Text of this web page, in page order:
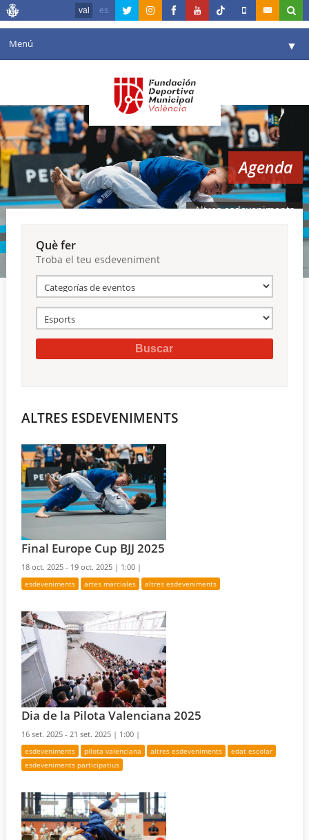
val es
Menú ▼
Agenda
Instal·lacions
Comunicació ▼
València en esport
Reserves
Agenda
Altres esdeveniments
Què fer
Troba el teu esdeveniment
ALTRES ESDEVENIMENTS
Final Europe Cup BJJ 2025
18 oct. 2025 - 19 oct. 2025 | 1:00 |
esdeveniments artes marciales altres esdeveniments
Dia de la Pilota Valenciana 2025
16 set. 2025 - 21 set. 2025 | 1:00 |
esdeveniments pilota valenciana altres esdeveniments
edat escolar
esdeveniments participatius